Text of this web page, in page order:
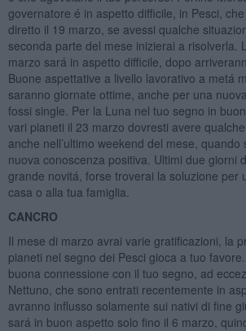
governatore é in aspetto difficile, in Pesci,
diretto il 19 marzo, se avessi qualche
seconda parte del mese inizierai a risolverla.
marzo sará in aspetto difficile, dopo
Buone aspettative a livello lavorativo a metá
saranno giornate ottime, anche per una
fossi single. Per la Luna nel tuo segno in
vari pianeti il 23 marzo dovresti avere
anche nell’ultimo weekend del mese, quando
nuova conoscenza positiva. Ultimi due giorni
grande novitá, forse troverai la soluzione per
casa o alla tua famiglia.
CANCRO
Il mese di marzo avrai varie gratificazioni, la
pianeti nel segno dei Pesci gioca a tuo
buona connessione con il tuo segno, ad
Nettuno, che sono entrati recentemente in
avranno influsso solamente sui nativi di fine
sará in buon aspetto solo fino il 6 marzo,